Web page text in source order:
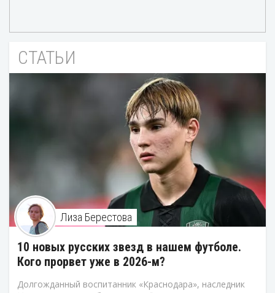
СТАТЬИ
Лиза Берестова
10 новых русских звезд в нашем футболе.
Кого прорвет уже в 2026-м?
Долгожданный воспитанник «Краснодара», наследник